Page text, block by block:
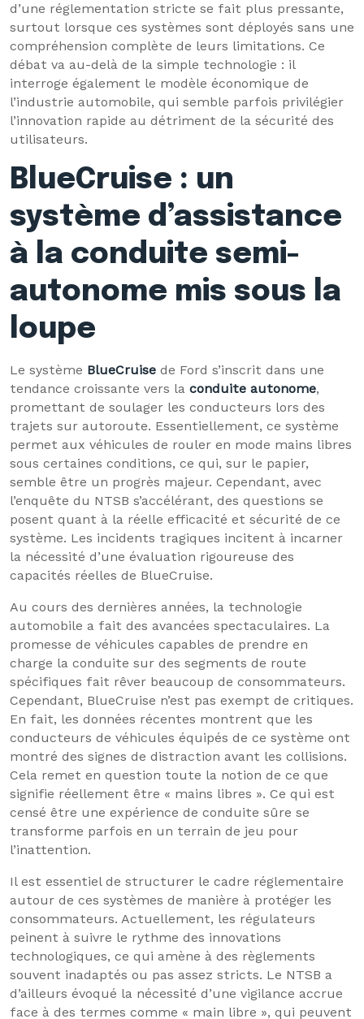
d’une réglementation stricte se fait plus pressante,
surtout lorsque ces systèmes sont déployés sans une
compréhension complète de leurs limitations. Ce
débat va au-delà de la simple technologie : il
interroge également le modèle économique de
l’industrie automobile, qui semble parfois privilégier
l’innovation rapide au détriment de la sécurité des
utilisateurs.
BlueCruise : un
système d’assistance
à la conduite semi-
autonome mis sous la
loupe
Le système BlueCruise de Ford s’inscrit dans une
tendance croissante vers la conduite autonome,
promettant de soulager les conducteurs lors des
trajets sur autoroute. Essentiellement, ce système
permet aux véhicules de rouler en mode mains libres
sous certaines conditions, ce qui, sur le papier,
semble être un progrès majeur. Cependant, avec
l’enquête du NTSB s’accélérant, des questions se
posent quant à la réelle efficacité et sécurité de ce
système. Les incidents tragiques incitent à incarner
la nécessité d’une évaluation rigoureuse des
capacités réelles de BlueCruise.
Au cours des dernières années, la technologie
automobile a fait des avancées spectaculaires. La
promesse de véhicules capables de prendre en
charge la conduite sur des segments de route
spécifiques fait rêver beaucoup de consommateurs.
Cependant, BlueCruise n’est pas exempt de critiques.
En fait, les données récentes montrent que les
conducteurs de véhicules équipés de ce système ont
montré des signes de distraction avant les collisions.
Cela remet en question toute la notion de ce que
signifie réellement être « mains libres ». Ce qui est
censé être une expérience de conduite sûre se
transforme parfois en un terrain de jeu pour
l’inattention.
Il est essentiel de structurer le cadre réglementaire
autour de ces systèmes de manière à protéger les
consommateurs. Actuellement, les régulateurs
peinent à suivre le rythme des innovations
technologiques, ce qui amène à des règlements
souvent inadaptés ou pas assez stricts. Le NTSB a
d’ailleurs évoqué la nécessité d’une vigilance accrue
face à des termes comme « main libre », qui peuvent